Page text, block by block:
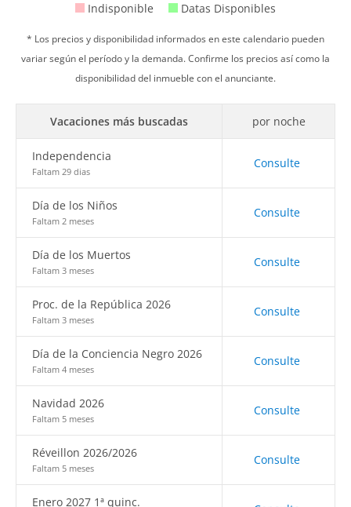
Indisponible Datas Disponibles
* Los precios y disponibilidad informados en este calendario pueden
variar según el período y la demanda. Confirme los precios así como la
disponibilidad del inmueble con el anunciante.
Vacaciones más buscadas por noche
Independencia
Faltam 29 dias
Consulte
Día de los Niños
Faltam 2 meses
Consulte
Día de los Muertos
Faltam 3 meses
Consulte
Proc. de la República 2026
Faltam 3 meses
Consulte
Día de la Conciencia Negro 2026
Faltam 4 meses
Consulte
Navidad 2026
Faltam 5 meses
Consulte
Réveillon 2026/2026
Faltam 5 meses
Consulte
Enero 2027 1ª quinc.